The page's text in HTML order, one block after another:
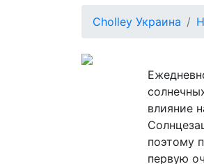
Cholley Украина
влияние
поэтому
первую